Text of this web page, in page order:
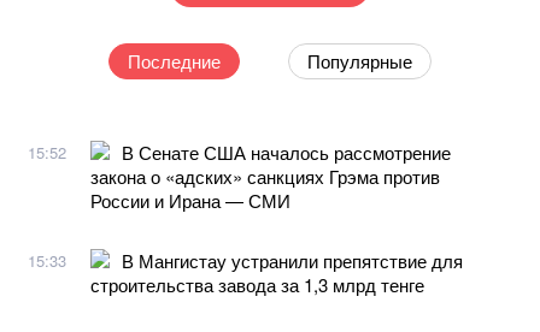
Последние Популярные
15:52
В Сенате США началось рассмотрение
закона о «адских» санкциях Грэма против
России и Ирана — СМИ
15:33
В Мангистау устранили препятствие для
строительства завода за 1,3 млрд тенге